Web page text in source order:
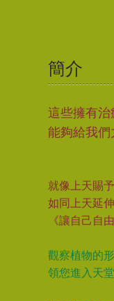
簡介
這些擁有治
能夠給我們
就像上天賜
如同上天延
《讓自己自
觀察植物的
領您進入天